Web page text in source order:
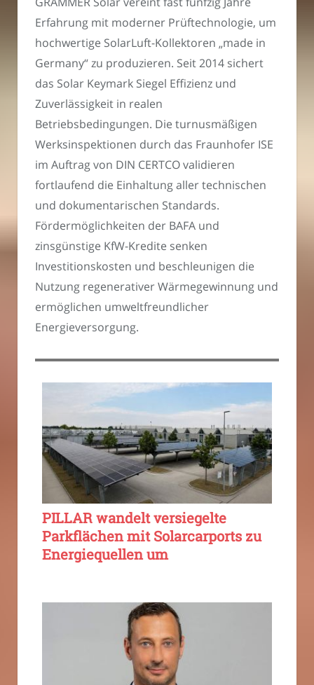
Erfahrung mit moderner Prüftechnologie, um
hochwertige SolarLuft-Kollektoren „made in
Germany“ zu produzieren. Seit 2014 sichert
das Solar Keymark Siegel Effizienz und
Zuverlässigkeit in realen
Betriebsbedingungen. Die turnusmäßigen
Werksinspektionen durch das Fraunhofer ISE
im Auftrag von DIN CERTCO validieren
fortlaufend die Einhaltung aller technischen
und dokumentarischen Standards.
Fördermöglichkeiten der BAFA und
zinsgünstige KfW-Kredite senken
Investitionskosten und beschleunigen die
Nutzung regenerativer Wärmegewinnung und
ermöglichen umweltfreundlicher
Energieversorgung.
PILLAR wandelt versiegelte
Parkflächen mit Solarcarports zu
Energiequellen um